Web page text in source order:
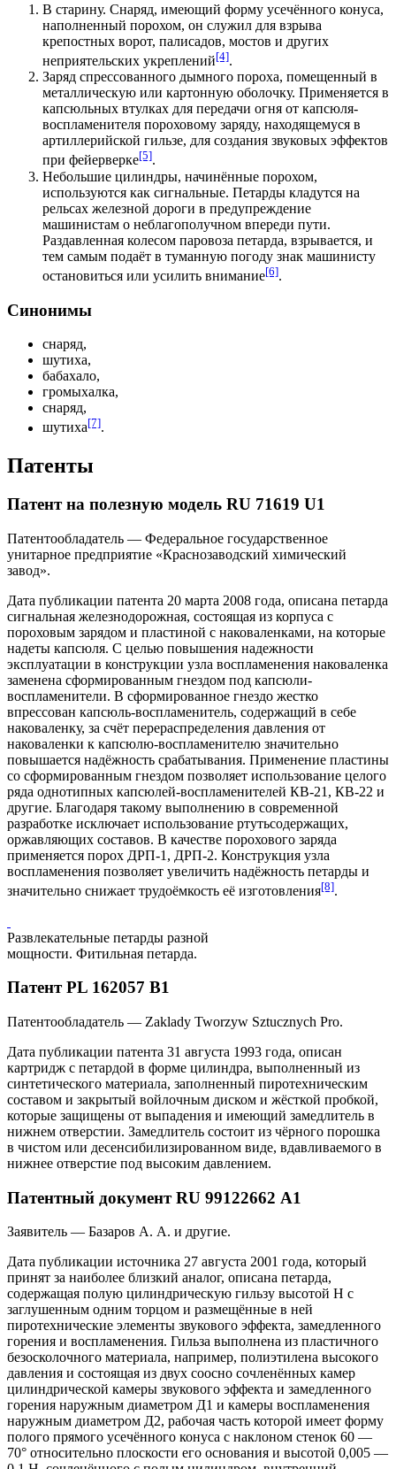
В старину. Снаряд, имеющий форму усечённого конуса,
наполненный порохом, он служил для взрыва
крепостных ворот, палисадов, мостов и других
неприятельских укреплений[4].
Заряд спрессованного дымного пороха, помещенный в
металлическую или картонную оболочку. Применяется в
капсюльных втулках для передачи огня от капсюля-
воспламенителя пороховому заряду, находящемуся в
артиллерийской гильзе, для создания звуковых эффектов
при фейерверке[5].
Небольшие цилиндры, начинённые порохом,
используются как сигнальные. Петарды кладутся на
рельсах железной дороги в предупреждение
машинистам о неблагополучном впереди пути.
Раздавленная колесом паровоза петарда, взрывается, и
тем самым подаёт в туманную погоду знак машинисту
остановиться или усилить внимание[6].
Синонимы
снаряд,
шутиха,
бабахало,
громыхалка,
снаряд,
шутиха[7].
Патенты
Патент на полезную модель RU 71619 U1
Патентообладатель — Федеральное государственное
унитарное предприятие «Краснозаводский химический
завод».
Дата публикации патента 20 марта 2008 года, описана петарда
сигнальная железнодорожная, состоящая из корпуса с
пороховым зарядом и пластиной с наковаленками, на которые
надеты капсюля. С целью повышения надежности
эксплуатации в конструкции узла воспламенения наковаленка
заменена сформированным гнездом под капсюли-
воспламенители. В сформированное гнездо жестко
впрессован капсюль-воспламенитель, содержащий в себе
наковаленку, за счёт перераспределения давления от
наковаленки к капсюлю-воспламенителю значительно
повышается надёжность срабатывания. Применение пластины
со сформированным гнездом позволяет использование целого
ряда однотипных капсюлей-воспламенителей КВ-21, КВ-22 и
другие. Благодаря такому выполнению в современной
разработке исключает использование ртутьсодержащих,
оржавляющих составов. В качестве порохового заряда
применяется порох ДРП-1, ДРП-2. Конструкция узла
воспламенения позволяет увеличить надёжность петарды и
значительно снижает трудоёмкость её изготовления[8].
Развлекательные петарды разной
мощности. Фитильная петарда.
Патент PL 162057 В1
Патентообладатель — Zaklady Tworzyw Sztucznych Pro.
Дата публикации патента 31 августа 1993 года, описан
картридж с петардой в форме цилиндра, выполненный из
синтетического материала, заполненный пиротехническим
составом и закрытый войлочным диском и жёсткой пробкой,
которые защищены от выпадения и имеющий замедлитель в
нижнем отверстии. Замедлитель состоит из чёрного порошка
в чистом или десенсибилизированном виде, вдавливаемого в
нижнее отверстие под высоким давлением.
Патентный документ RU 99122662 А1
Заявитель — Базаров А. А. и другие.
Дата публикации источника 27 августа 2001 года, который
принят за наиболее близкий аналог, описана петарда,
содержащая полую цилиндрическую гильзу высотой Н с
заглушенным одним торцом и размещённые в ней
пиротехнические элементы звукового эффекта, замедленного
горения и воспламенения. Гильза выполнена из пластичного
безосколочного материала, например, полиэтилена высокого
давления и состоящая из двух соосно сочленённых камер
цилиндрической камеры звукового эффекта и замедленного
горения наружным диаметром Д1 и камеры воспламенения
наружным диаметром Д2, рабочая часть которой имеет форму
полого прямого усечённого конуса с наклоном стенок 60 —
70° относительно плоскости его основания и высотой 0,005 —